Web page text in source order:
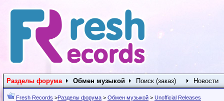
Разделы форума Обмен музыкой Поиск (заказ) Новости
Fresh Records >Разделы форума > Обмен музыкой > Unofficial Releases